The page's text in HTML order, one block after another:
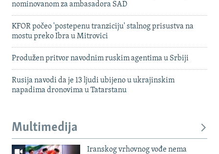
nominovanom za ambasadora SAD
KFOR počeo 'postepenu tranziciju' stalnog prisustva na
mostu preko Ibra u Mitrovici
Produžen pritvor navodnim ruskim agentima u Srbiji
Rusija navodi da je 13 ljudi ubijeno u ukrajinskim
napadima dronovima u Tatarstanu
Multimedija
Iranskog vrhovnog vođe nema